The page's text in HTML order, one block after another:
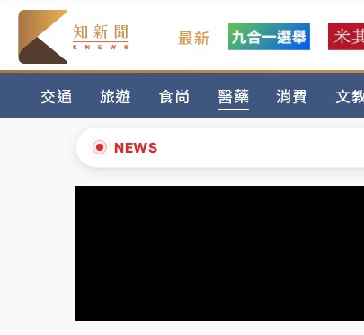
最新
交通 旅遊 食尚 醫藥 消費 文
NEWS
暑假過三周才推「E宿新北打卡趣」！
中信慈善基金會想增加董事人數！辜仲
故宮《龍藏經》特展第2檔！今線上預